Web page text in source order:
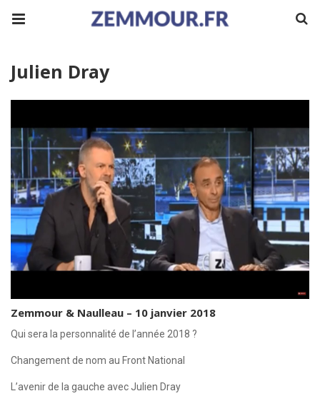
Julien Dray
Zemmour & Naulleau – 10 janvier 2018
Qui sera la personnalité de l’année 2018 ?
Changement de nom au Front National
L’avenir de la gauche avec Julien Dray